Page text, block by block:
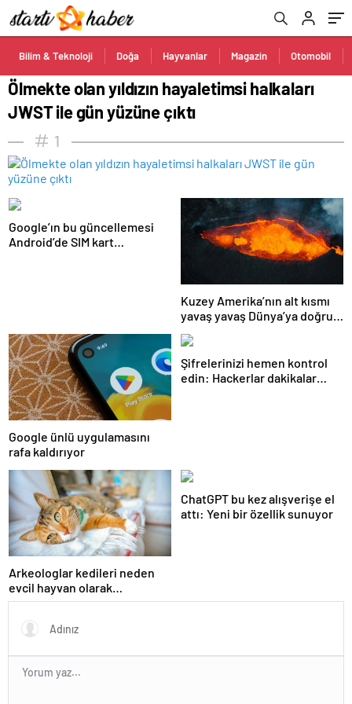
Bilim & Teknoloji Doğa Hayvanlar Magazin Otomobil
Ölmekte olan yıldızın hayaletimsi halkaları
JWST ile gün yüzüne çıktı
1
Google’ın bu güncellemesi
Android’de SIM kart
Kuzey Amerika’nın alt kısmı
yavaş yavaş Dünya’ya doğru
eriyor!
Google ünlü uygulamasını
rafa kaldırıyor
Şifrelerinizi hemen kontrol
edin: Hackerlar dakikalar
Arkeologlar kedileri neden
evcil hayvan olarak
beslediğimizin sırrını keşfetti
ChatGPT bu kez alışverişe el
attı: Yeni bir özellik sunuyor